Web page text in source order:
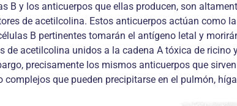
B y los anticuerpos que ellas producen, son
de acetilcolina. Estos anticuerpos actúan como
B pertinentes tomarán el antígeno letal y
de acetilcolina unidos a la cadena A tóxica de
precisamente los mismos anticuerpos que
que pueden precipitarse en el pulmón,